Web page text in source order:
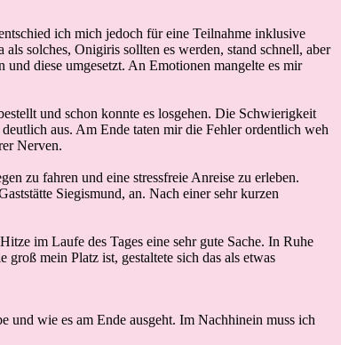
ich mich jedoch für eine Teilnahme inklusive
solches, Onigiris sollten es werden, stand schnell, aber
diese umgesetzt. An Emotionen mangelte es mir
und schon konnte es losgehen. Die Schwierigkeit
aus. Am Ende taten mir die Fehler ordentlich weh
Nerven.
zu fahren und eine stressfreie Anreise zu erleben.
Siegismund, an. Nach einer sehr kurzen
im Laufe des Tages eine sehr gute Sache. In Ruhe
mein Platz ist, gestaltete sich das als etwas
und wie es am Ende ausgeht. Im Nachhinein muss ich